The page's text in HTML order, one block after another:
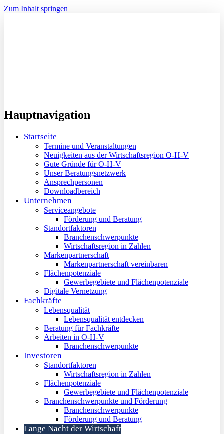
Zum Inhalt springen
Hauptnavigation
Startseite
Termine und Veranstaltungen
Neuigkeiten aus der Wirtschaftsregion O-H-V
Gute Gründe für O-H-V
Unser Beratungsnetzwerk
Ansprechpersonen
Downloadbereich
Unternehmen
Serviceangebote
Förderung und Beratung
Standortfaktoren
Branchenschwerpunkte
Wirtschaftsregion in Zahlen
Markenpartnerschaft
Markenpartnerschaft vereinbaren
Flächenpotenziale
Gewerbegebiete und Flächenpotenziale
Digitale Vernetzung
Fachkräfte
Lebensqualität
Lebensqualität entdecken
Beratung für Fachkräfte
Arbeiten in O-H-V
Branchenschwerpunkte
Investoren
Standortfaktoren
Wirtschaftsregion in Zahlen
Flächenpotenziale
Gewerbegebiete und Flächenpotenziale
Branchenschwerpunkte und Förderung
Branchenschwerpunkte
Förderung und Beratung
Lange Nacht der Wirtschaft